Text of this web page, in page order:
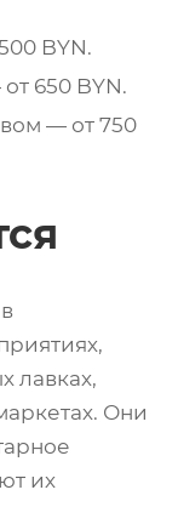
BYN.
650 BYN.
— от 750
лавках,
Они
их